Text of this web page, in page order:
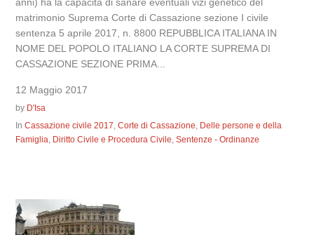
matrimonio Suprema Corte di Cassazione sezione I civile
sentenza 5 aprile 2017, n. 8800 REPUBBLICA ITALIANA IN
NOME DEL POPOLO ITALIANO LA CORTE SUPREMA DI
CASSAZIONE SEZIONE PRIMA...
12 Maggio 2017
by D'Isa
InCassazione civile 2017 ,Corte di Cassazione Delle persone e della
Famiglia Diritto Civile e Procedura Civile ,Sentenze - Ordinanze